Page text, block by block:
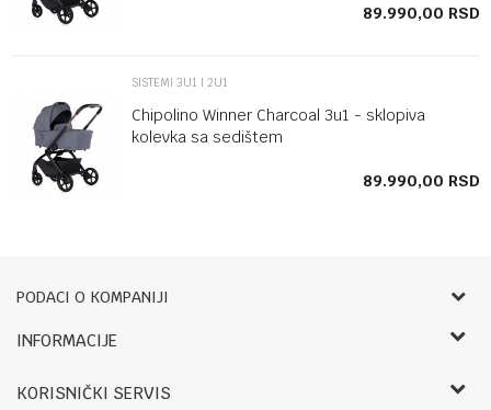
89.990,00 RSD
SISTEMI 3U1 I 2U1
Chipolino Winner Charcoal 3u1 - sklopiva
kolevka sa sedištem
89.990,00 RSD
PODACI O KOMPANIJI
Bebbco
RADNO VREME:
INFORMACIJE
Zaposlenje
KORISNIČKI SERVIS